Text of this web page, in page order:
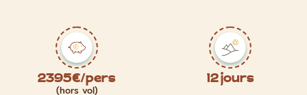
2395€/pers
(hors vol)
12 jours